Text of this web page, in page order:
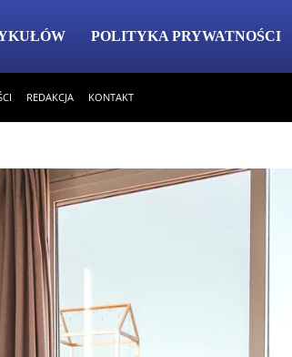
POLITYKA PRYWATNOŚCI
REDAKCJA KONTAKT